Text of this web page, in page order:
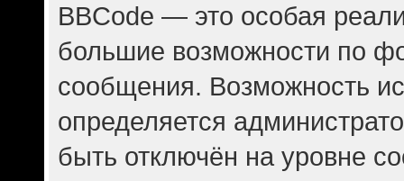
BBCode — это особая
большие возможности по
сообщения. Возможность
определяется
быть отключён на уровне